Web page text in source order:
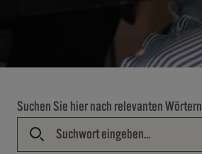
Suchen Sie hier nach relevanten Wörtern